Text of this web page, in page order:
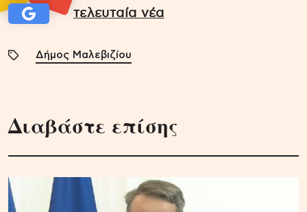
τελευταία νέα
Δήμος Μαλεβιζίου
Διαβάστε επίσης